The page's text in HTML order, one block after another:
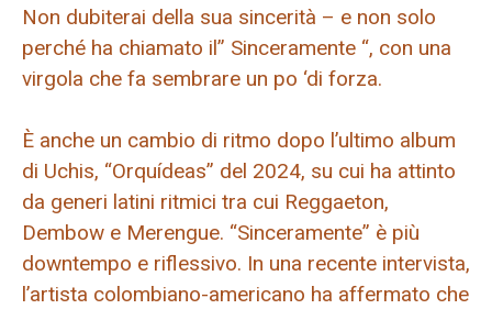
Non dubiterai della sua sincerità – e non solo
perché ha chiamato il” Sinceramente “, con una
virgola che fa sembrare un po ‘di forza.
È anche un cambio di ritmo dopo l’ultimo album
di Uchis, “Orquídeas” del 2024, su cui ha attinto
da generi latini ritmici tra cui Reggaeton,
Dembow e Merengue. “Sinceramente” è più
downtempo e riflessivo. In una recente intervista,
l’artista colombiano-americano ha affermato che